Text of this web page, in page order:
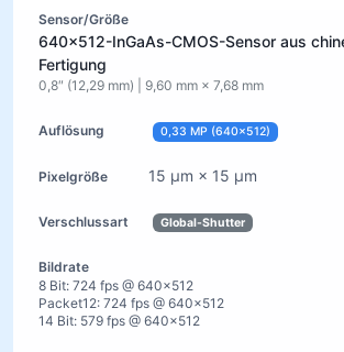
640×512-InGaAs-CMOS-Sensor aus
Fertigung
0,8″ (12,29 mm) | 9,60 mm × 7,68 mm
0,33 MP (640×512)
15 µm × 15 µm
Global-Shutter
8 Bit: 724 fps @ 640×512
Packet12: 724 fps @ 640×512
14 Bit: 579 fps @ 640×512